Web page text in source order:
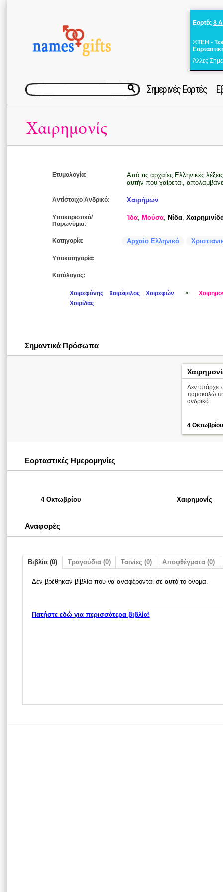
Εορτές 8
©ΤΕΗ -
Άλλες
Σημερινές Εορτές
Χαιρημονίς
Ετυμολογία:
Από τις αρχαίες Ελληνικές
αυτήν που χαίρεται,
Αντίστοιχο Ανδρικό: Χαιρήμων
Υποκοριστικά/
Παρωνύμια:
Ίδα, Μούσα, Νίδα,
Κατηγορία: Αρχαίο Ελληνικό
Υποκατηγορία:
Κατάλογος:
Χαιρεφάνης Χαιρέφιλος Χαιρεφών «
Χαιρίδας
Σημαντικά Πρόσωπα
Δεν υπάρχει
παρακαλώ
ανδρικό
4 Οκτωβρίου
Εορταστικές Ημερομηνίες
4 Οκτωβρίου Χαιρημονίς
Αναφορές
Βιβλία (0) Τραγούδια (0) Ταινίες (0) Αποφθέγματα (0)
Δεν βρέθηκαν βιβλία που να αναφέρονται σε αυτό το όνομα.
Πατήστε εδώ για περισσότερα βιβλία!